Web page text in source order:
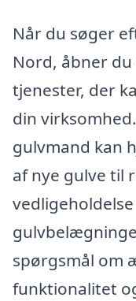
Når du søger
Nord, åbner
tjenester, der
din
gulvmand kan
af nye gulve til
spørgsmål om
funktionalitet